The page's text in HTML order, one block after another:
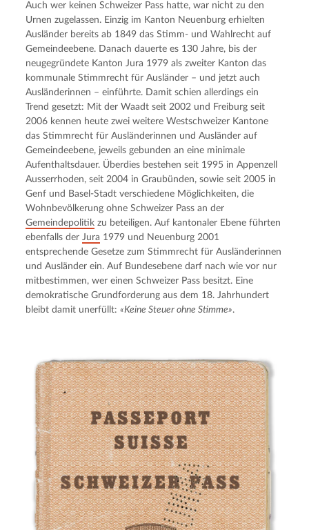
Auch wer keinen Schweizer Pass hatte, war nicht zu den
Urnen zugelassen. Einzig im Kanton Neuenburg erhielten
Ausländer bereits ab 1849 das Stimm- und Wahlrecht auf
Gemeindeebene. Danach dauerte es 130 Jahre, bis der
neugegründete Kanton Jura 1979 als zweiter Kanton das
kommunale Stimmrecht für Ausländer – und jetzt auch
Ausländerinnen – einführte. Damit schien allerdings ein
Trend gesetzt: Mit der Waadt seit 2002 und Freiburg seit
2006 kennen heute zwei weitere Westschweizer Kantone
das Stimmrecht für Ausländerinnen und Ausländer auf
Gemeindeebene, jeweils gebunden an eine minimale
Aufenthaltsdauer. Überdies bestehen seit 1995 in Appenzell
Ausserrhoden, seit 2004 in Graubünden, sowie seit 2005 in
Genf und Basel-Stadt verschiedene Möglichkeiten, die
Gemeindepolitik zu beteiligen. Auf kantonaler Ebene führten
ebenfalls der Jura 1979 und Neuenburg 2001
entsprechende Gesetze zum Stimmrecht für Ausländerinnen
und Ausländer ein. Auf Bundesebene darf nach wie vor nur
mitbestimmen, wer einen Schweizer Pass besitzt. Eine
demokratische Grundforderung aus dem 18. Jahrhundert
bleibt damit unerfüllt: «Keine Steuer ohne Stimme».